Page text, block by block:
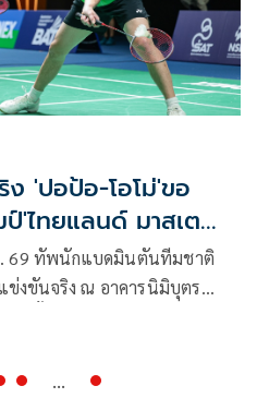
'ปอป้อ-โอโม่'ขอ
'ไทยแลนด์ มาสเต
. 69 ทัพนักแบดมินตันทีมชาติ
งขันจริง ณ อาคารนิมิบุตร
รี ไทยแลนด์ มาสเตอร์ส
...